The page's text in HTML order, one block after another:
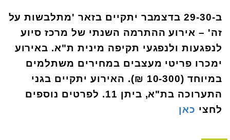
ב-29-30 בדצמבר יתקיים בזאר 'מתלבשות על
זה' – אירוע ההתרמה השנתי של מרכז סיוע
לנפגעות ולנפגעי תקיפה מינית ת"א. באירוע
ימכרו פריטי מעצבים במחירים משתלמים
במיוחד (10-300 ₪). האירוע יתקיים בגני
התערוכה בת"א, ביתן 11. לפרטים נוספים
לחצי כאן